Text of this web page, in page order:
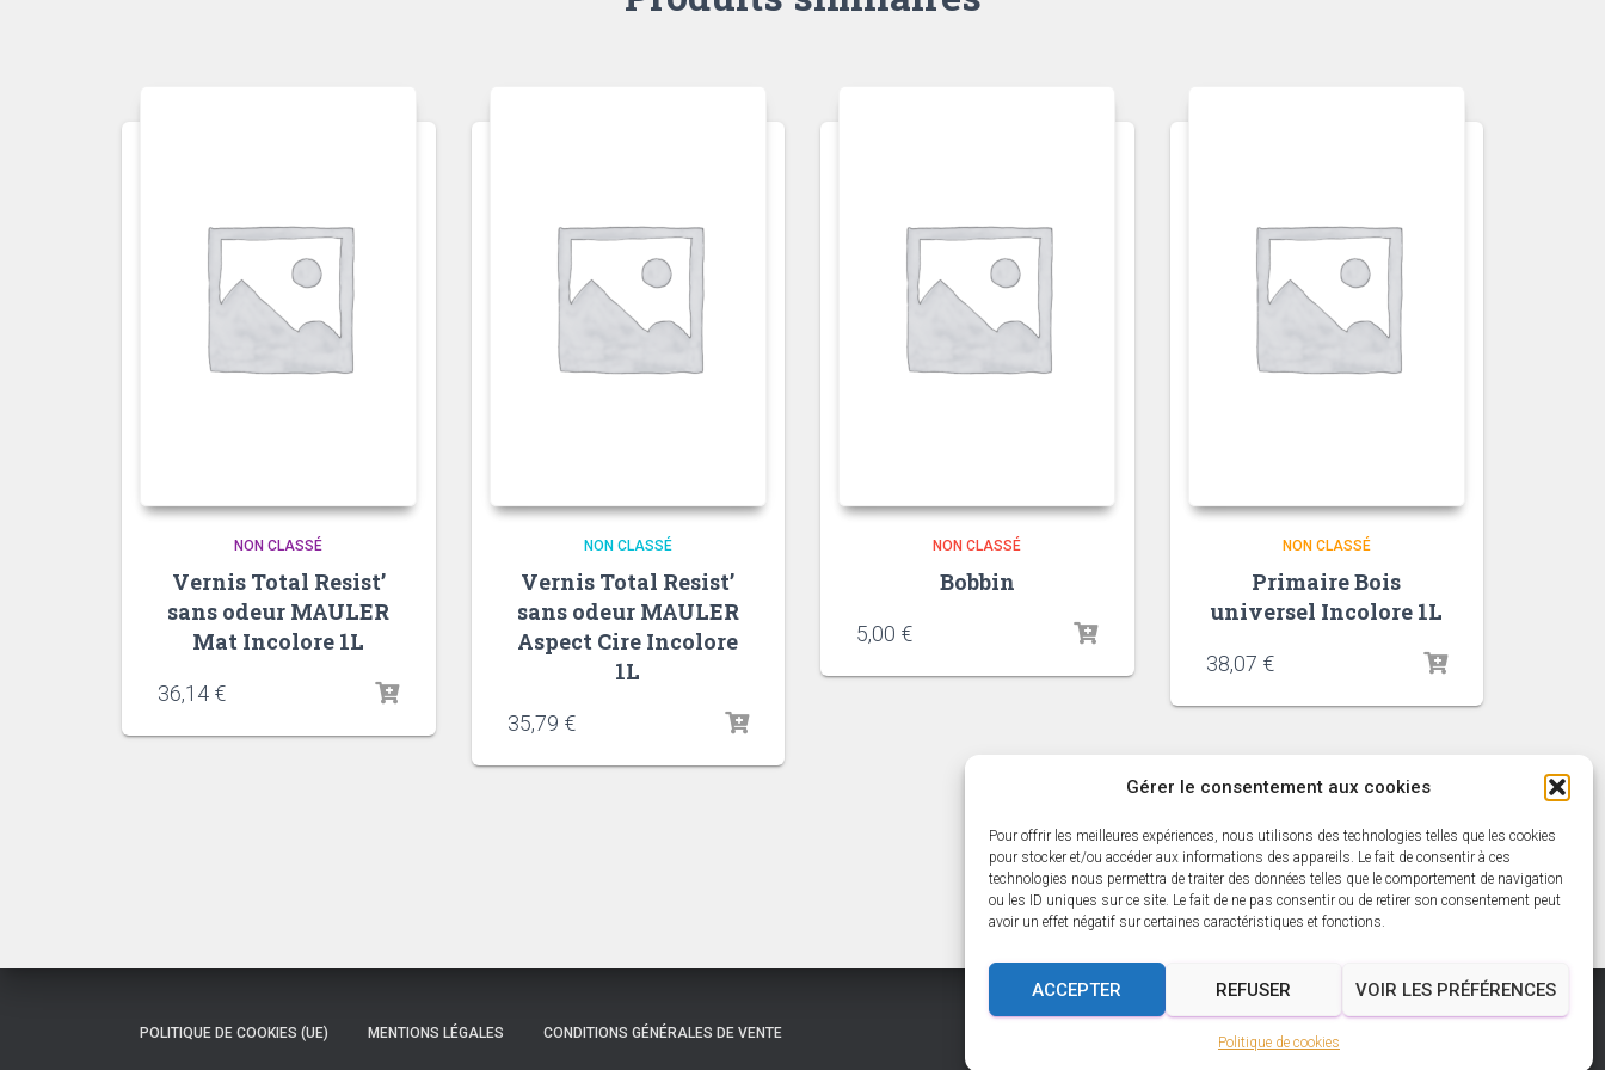
Gérer le consentement aux cookies
Pour offrir les meilleures expériences, nous utilisons des technologies telles que les cookies
pour stocker et/ou accéder aux informations des appareils. Le fait de consentir à ces
technologies nous permettra de traiter des données telles que le comportement de navigation
ou les ID uniques sur ce site. Le fait de ne pas consentir ou de retirer son consentement peut
avoir un effet négatif sur certaines caractéristiques et fonctions.
ACCEPTER REFUSER VOIR LES PRÉFÉRENCES
Politique de cookies
NON CLASSÉ
Vernis Total Resist’
sans odeur MAULER
Mat Incolore 1L
36,14 €
NON CLASSÉ
Vernis Total Resist’
sans odeur MAULER
Aspect Cire Incolore
1L
35,79 €
NON CLASSÉ
Bobbin
5,00 €
NON CLASSÉ
Primaire Bois
universel Incolore 1L
38,07 €
POLITIQUE DE COOKIES (UE) MENTIONS LÉGALES CONDITIONS GÉNÉRALES DE VENTE